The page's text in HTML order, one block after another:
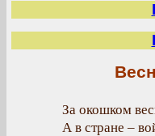
За окошком
А в стране –